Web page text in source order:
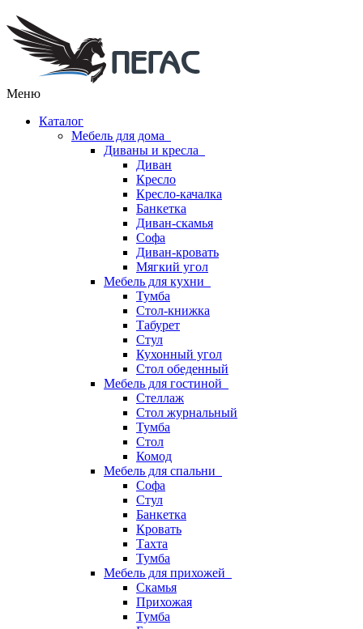
Меню
Каталог
Мебель для дома
Диваны и кресла
Диван
Кресло
Кресло-качалка
Банкетка
Диван-скамья
Софа
Диван-кровать
Мягкий угол
Мебель для кухни
Тумба
Стол-книжка
Табурет
Стул
Кухонный угол
Стол обеденный
Мебель для гостиной
Стеллаж
Стол журнальный
Тумба
Стол
Комод
Мебель для спальни
Софа
Стул
Банкетка
Кровать
Тахта
Тумба
Мебель для прихожей
Скамья
Прихожая
Тумба